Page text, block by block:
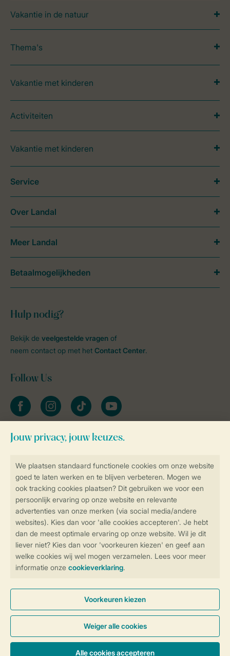
Controle over jouw gegevens &
Instellingen wijzigen
Veilig en snel online boeken
Veilige gegevensoverdracht
Veilige betaling
Vakantie in de natuur
Thema's
Vakantie met kinderen
Activiteiten
Vakantie met kinderen
Hulp nodig?
Bekijk de veelgestelde vragen of
neem contact op met het Contact Center.
Follow Us
facebookinstagramtiktok youtube
Blijf op de hoogte
Service
Over Landal
Meer Landal
Betaalmogelijkheden
Algemene Voorwaarden Privacy Notice
Cookies en banners